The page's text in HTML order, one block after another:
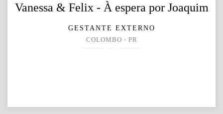
Vanessa & Felix - À espera por Joaquim
GESTANTE EXTERNO
COLOMBO - PR